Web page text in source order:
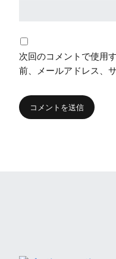
次回のコメントで使用
前、メールアドレス、